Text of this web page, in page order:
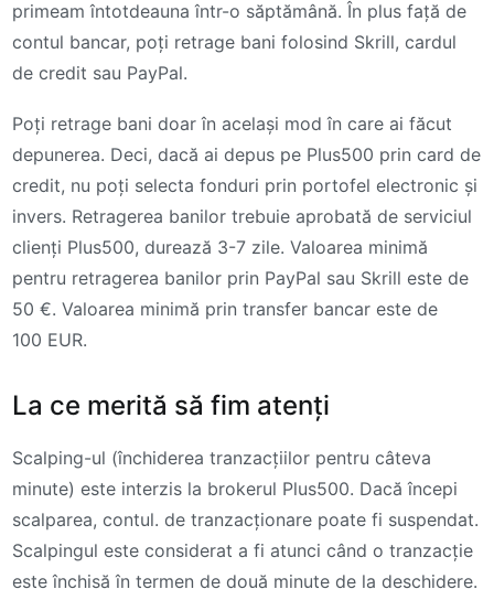
primeam întotdeauna într-o săptămână. În plus față de
contul bancar, poți retrage bani folosind Skrill, cardul
de credit sau PayPal.
Poți retrage bani doar în același mod în care ai făcut
depunerea. Deci, dacă ai depus pe Plus500 prin card de
credit, nu poți selecta fonduri prin portofel electronic și
invers. Retragerea banilor trebuie aprobată de serviciul
clienți Plus500, durează 3-7 zile. Valoarea minimă
pentru retragerea banilor prin PayPal sau Skrill este de
50 €. Valoarea minimă prin transfer bancar este de
100 EUR.
La ce merită să fim atenți
Scalping-ul (închiderea tranzacțiilor pentru câteva
minute) este interzis la brokerul Plus500. Dacă începi
scalparea, contul. de tranzacționare poate fi suspendat.
Scalpingul este considerat a fi atunci când o tranzacție
este închisă în termen de două minute de la deschidere.